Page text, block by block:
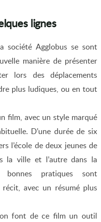
lignes
société Agglobus se sont
manière de présenter
lors des déplacements
plus ludiques, ou en tout
film, avec un style marqué
D’une durée de six
l’école de deux jeunes de
la ville et l’autre dans la
bonnes pratiques sont
récit, avec un résumé plus
font de ce film un outil